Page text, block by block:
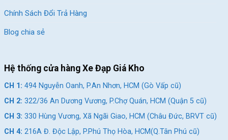
Chính Sách Đổi Trả Hàng
Blog chia sẻ
Hệ thống cửa hàng Xe Đạp Giá Kho
CH 1: 494 Nguyễn Oanh, P.An Nhơn, HCM (Gò Vấp cũ)
CH 2: 322/36 An Dương Vương, P.Chợ Quán, HCM (Quận 5 cũ)
CH 3: 330 Hùng Vương, Xã Ngãi Giao, HCM (Châu Đức, BRVT cũ)
CH 4: 216A Đ. Độc Lập, P.Phú Thọ Hòa, HCM(Q.Tân Phú cũ)